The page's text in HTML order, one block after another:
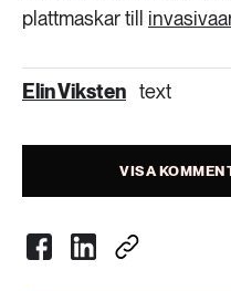
plattmaskar till
Elin Viksten text
VISA